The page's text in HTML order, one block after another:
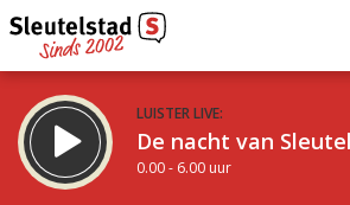
LUISTER LIVE:
De nacht van
0.00 - 6.00 uur